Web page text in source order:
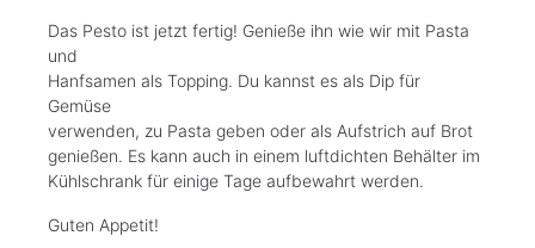
Das Pesto ist jetzt fertig! Genieße ihn wie wir mit Pasta
und
Hanfsamen als Topping. Du kannst es als Dip für
Gemüse
verwenden, zu Pasta geben oder als Aufstrich auf Brot
genießen. Es kann auch in einem luftdichten Behälter im
Kühlschrank für einige Tage aufbewahrt werden.
Guten Appetit!